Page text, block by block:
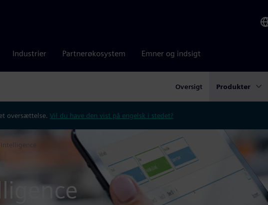
Industrier Partnerøkosystem Emner og indsigt
Oversigt Produkter
oversættelse. Vil du have den vist på engelsk i stedet?
Intelligence